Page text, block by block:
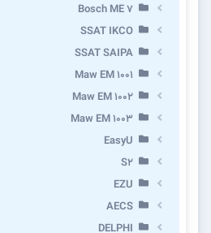
Bosch ME 7
SSAT IKCO
SSAT SAIPA
Maw EM 1001
Maw EM 1002
Maw EM 1003
EasyU
S2
EZU
AECS
DELPHI